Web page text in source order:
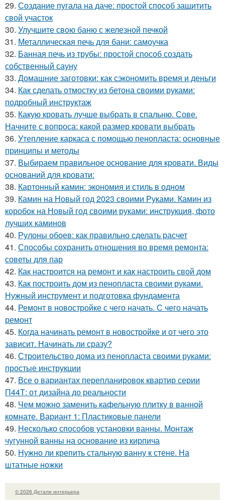
29. Создание пугала на даче: простой способ защитить
свой участок
30. Улучшите свою баню с железной печкой
31. Металлическая печь для бани: самоучка
32. Банная печь из трубы: простой способ создать
собственный сауну
33. Домашние заготовки: как сэкономить время и деньги
34. Как сделать отмостку из бетона своими руками:
подробный инструктаж
35. Какую кровать лучше выбрать в спальню. Сове.
Начните с вопроса: какой размер кровати выбрать
36. Утепление каркаса с помощью пенопласта: основные
принципы и методы
37. Выбираем правильное основание для кровати. Виды
оснований для кровати:
38. Картонный камин: экономия и стиль в одном
39. Камин на Новый год 2023 своими Руками. Камин из
коробок на Новый год своими руками: инструкция, фото
лучших каминов
40. Рулоны обоев: как правильно сделать расчет
41. Способы сохранить отношения во время ремонта:
советы для пар
42. Как настроится на ремонт и как настроить свой дом
43. Как построить дом из пенопласта своими руками.
Нужный инструмент и подготовка фундамента
44. Ремонт в новостройке с чего начать. С чего начать
ремонт
45. Когда начинать ремонт в новостройке и от чего это
зависит. Начинать ли сразу?
46. Строительство дома из пенопласта своими руками:
простые инструкции
47. Все о вариантах перепланировок квартир серии
П44Т: от дизайна до реальности
48. Чем можно заменить кафельную плитку в ванной
комнате. Вариант 1: Пластиковые панели
49. Несколько способов установки ванны. Монтаж
чугунной ванны на основание из кирпича
50. Нужно ли крепить стальную ванну к стене. На
штатные ножки
© 2026 Детали интерьера